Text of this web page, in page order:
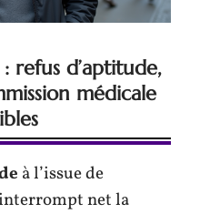
refus d’aptitude,
médicale
à l’issue de
net la